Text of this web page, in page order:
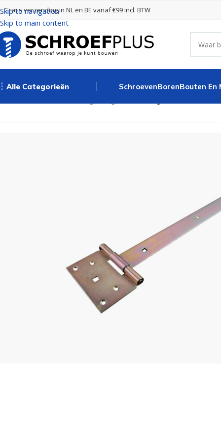
Skip to navigation
Skip to main content
Gratis verzending in NL en BE vanaf €99 incl. BTW
Alle Categorieën SchroevenBorenBouten En